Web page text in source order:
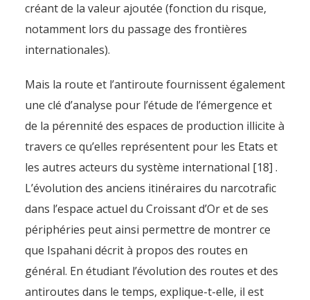
créant de la valeur ajoutée (fonction du risque,
notamment lors du passage des frontières
internationales).
Mais la route et l’antiroute fournissent également
une clé d’analyse pour l’étude de l’émergence et
de la pérennité des espaces de production illicite à
travers ce qu’elles représentent pour les Etats et
les autres acteurs du système international [18] .
L’évolution des anciens itinéraires du narcotrafic
dans l’espace actuel du Croissant d’Or et de ses
périphéries peut ainsi permettre de montrer ce
que Ispahani décrit à propos des routes en
général. En étudiant l’évolution des routes et des
antiroutes dans le temps, explique-t-elle, il est